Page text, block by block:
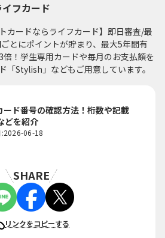
フカード
カードならライフカード】即日審査/最
とにポイントが貯まり、最大5年間有
！学生専用カードや毎月のお支払額を
「Stylish」などもご用意しています。
ード番号の確認方法！桁数や記載
どを紹介
:2026-06-18
SHARE
リンクをコピーする